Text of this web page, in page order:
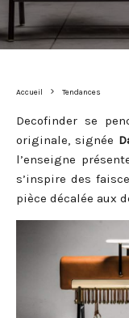
Accueil Tendances
Decofinder se
originale, signée
l’enseigne
s’inspire des
pièce décalée aux